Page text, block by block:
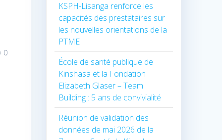
0
KSPH-Lisanga renforce les
capacités des prestataires sur
les nouvelles orientations de la
PTME
École de santé publique de
Kinshasa et la Fondation
Elizabeth Glaser – Team
Building : 5 ans de convivialité
Réunion de validation des
données de mai 2026 de la